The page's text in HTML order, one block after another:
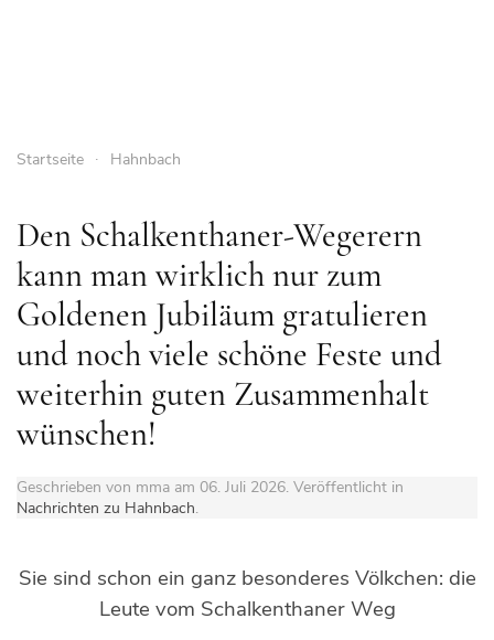
Startseite Hahnbach
Den Schalkenthaner-Wegerern
kann man wirklich nur zum
Goldenen Jubiläum gratulieren
und noch viele schöne Feste und
weiterhin guten Zusammenhalt
wünschen!
Geschrieben von mma am 06. Juli 2026. Veröffentlicht in
Nachrichten zu Hahnbach.
Sie sind schon ein ganz besonderes Völkchen: die
Leute vom Schalkenthaner Weg